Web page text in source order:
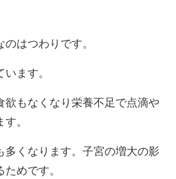
はつわりです。
ます。
欲もなくなり栄養不足で点滴や
。
多くなります。子宮の増大の影
めです。